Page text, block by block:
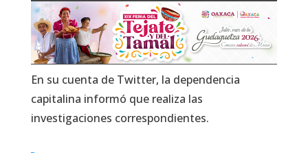
En su cuenta de Twitter, la dependencia
capitalina informó que realiza las
investigaciones correspondientes.